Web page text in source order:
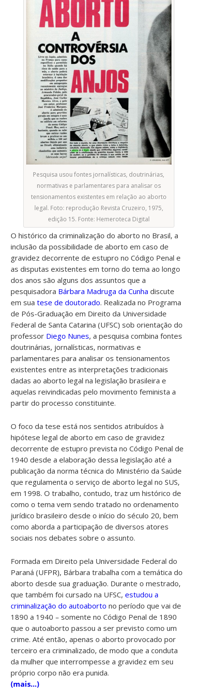
Pesquisa usou fontes jornalísticas, doutrinárias,
normativas e parlamentares para analisar os
tensionamentos existentes em relação ao aborto
legal. Foto: reprodução Revista Cruzeiro, 1975,
edição 15. Fonte: Hemeroteca Digital
O histórico da criminalização do aborto no Brasil, a
inclusão da possibilidade de aborto em caso de
gravidez decorrente de estupro no Código Penal e
as disputas existentes em torno do tema ao longo
dos anos são alguns dos assuntos que a
pesquisadora Bárbara Madruga da Cunha discute
em suatese de doutorado. Realizada no Programa
de Pós-Graduação em Direito da Universidade
Federal de Santa Catarina (UFSC) sob orientação do
professor Diego Nunes, a pesquisa combina fontes
doutrinárias, jornalísticas, normativas e
parlamentares para analisar os tensionamentos
existentes entre as interpretações tradicionais
dadas ao aborto legal na legislação brasileira e
aquelas reivindicadas pelo movimento feminista a
partir do processo constituinte.
O foco da tese está nos sentidos atribuídos à
hipótese legal de aborto em caso de gravidez
decorrente de estupro prevista no Código Penal de
1940 desde a elaboração dessa legislação até a
publicação da norma técnica do Ministério da Saúde
que regulamenta o serviço de aborto legal no SUS,
em 1998. O trabalho, contudo, traz um histórico de
como o tema vem sendo tratado no ordenamento
jurídico brasileiro desde o início do século 20, bem
como aborda a participação de diversos atores
sociais nos debates sobre o assunto.
Formada em Direito pela Universidade Federal do
Paraná (UFPR), Bárbara trabalha com a temática do
aborto desde sua graduação. Durante o mestrado,
que também foi cursado na UFSC,estudou a
criminalização do autoaborto no período que vai de
1890 a 1940 – somente no Código Penal de 1890
que o autoaborto passou a ser previsto como um
crime. Até então, apenas o aborto provocado por
terceiro era criminalizado, de modo que a conduta
da mulher que interrompesse a gravidez em seu
próprio corpo não era punida.
(mais…)